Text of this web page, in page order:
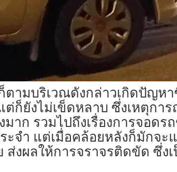
ตามบริเวณดังกล่าวเกิดปัญห
ต่ก็ยังไม่เข็ดหลาบ ซึ่งเหตุกา
มาก รวมไปถึงเรื่องการจอ
ะจำ แต่เมื่อคล้อยหลังก็มักจ
ส่งผลให้การจราจรติดขัด ซึ่ง